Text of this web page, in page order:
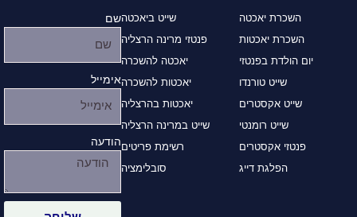
השכרת יאכטה
השכרת יאכטות
יום הולדת בפנטזי
שייט טורנדו
שייט אקסטרים
שייט רומנטי
פנטזי אקסטרים
הפלגת דייג
שייט ביאכטה
פנטזי מרינה הרצליה
יאכטה להשכרה
יאכטות להשכרה
יאכטות בהרצליה
שייט במרינה הרצליה
רשימת פריטים
סובלימציה
שם
אימייל
הודעה